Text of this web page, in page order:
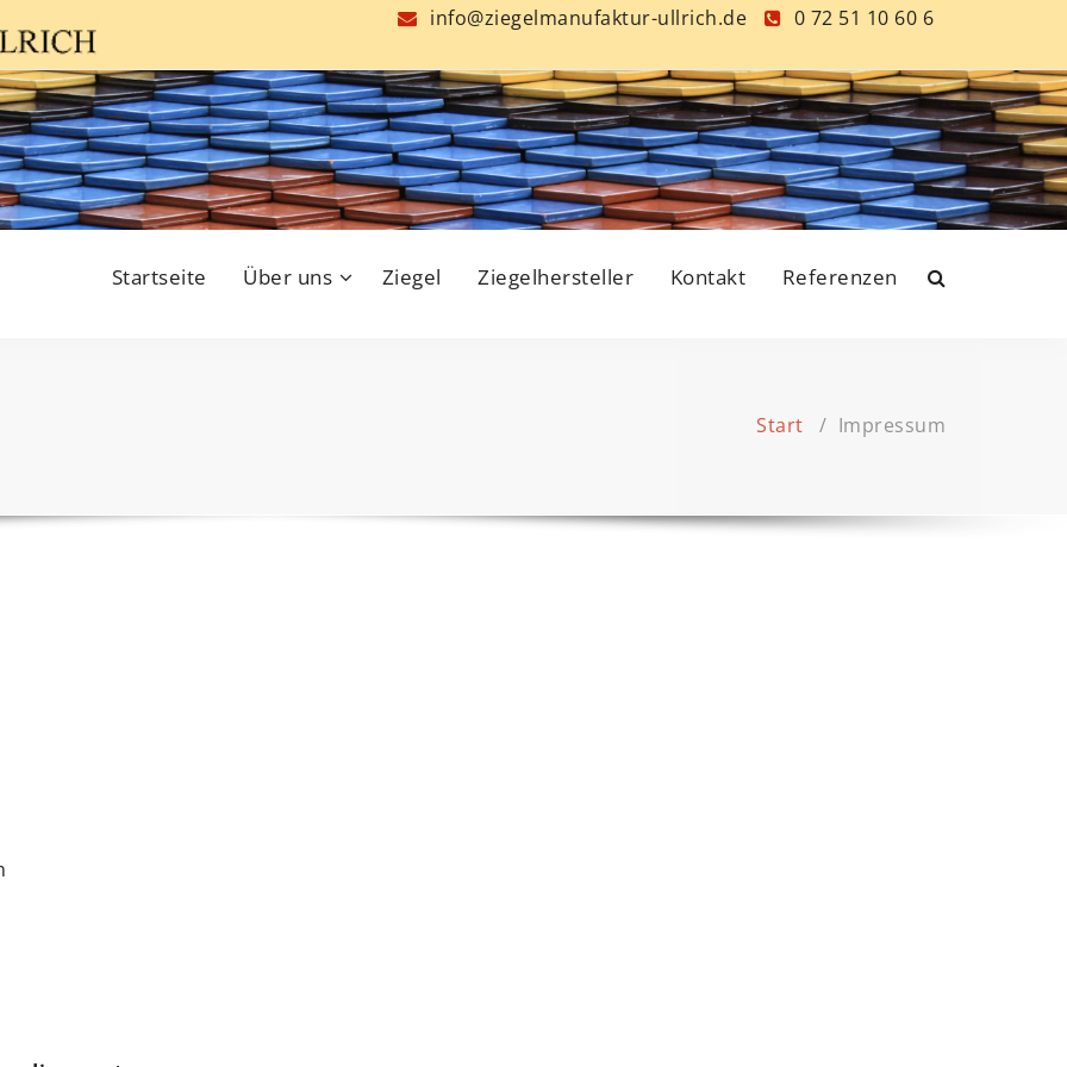
info@ziegelmanufaktur-ullrich.de 0 72 51 10 60 6
Startseite Über uns Ziegel Ziegelhersteller Kontakt Referenzen
Start / Impressum